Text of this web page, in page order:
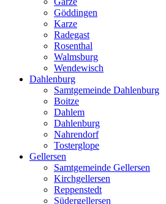
Göddingen
Karze
Radegast
Rosenthal
Walmsburg
Wendewisch
Dahlenburg
Samtgemeinde Dahlenburg
Boitze
Dahlem
Dahlenburg
Nahrendorf
Tosterglope
Gellersen
Samtgemeinde Gellersen
Kirchgellersen
Reppenstedt
Südergellersen